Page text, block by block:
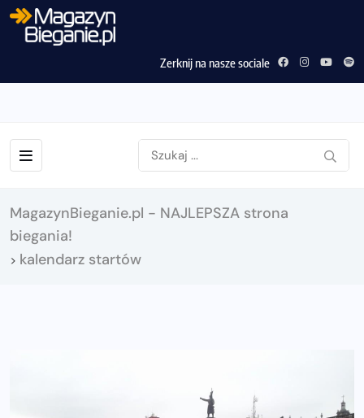
Zerknij na nasze sociale
MagazynBieganie.pl - NAJLEPSZA strona
biegania!
> kalendarz startów